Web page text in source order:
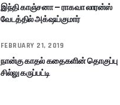
இந்தி காஞ்சனா – ராகவா லாரன்ஸ்
வேடத்தில் அக்‌ஷய்குமார்
FEBRUARY 21, 2019
நான்கு காதல் கதைகளின் தொகுப்பு
சில்லு கருப்பட்டி